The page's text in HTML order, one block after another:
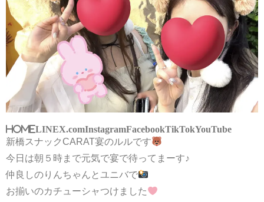
HOMELINEX.comInstagramFacebookTikTokYouTube
新橋スナックCARAT宴のルルです
今日は朝５時まで元気で宴で待ってまーす♪
仲良しのりんちゃんとユニバで
お揃いのカチューシャつけました